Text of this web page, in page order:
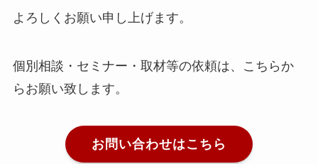
よろしくお願い申し上げます。
個別相談・セミナー・取材等の依頼は、こちらか
らお願い致します。
お問い合わせはこちら